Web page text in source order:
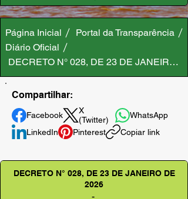
Página Inicial
Portal da Transparência
Diário Oficial
DECRETO N° 028, DE 23 DE JANEIRO
Compartilhar:
Facebook
X
(Twitter)
WhatsApp
LinkedIn
Pinterest Copiar link
DECRETO N° 028, DE 23 DE JANEIRO DE
2026
-